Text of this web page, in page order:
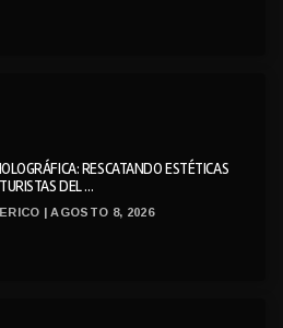
RESCATANDO ESTÉTICAS
DEL ...
| AGOSTO 8, 2026